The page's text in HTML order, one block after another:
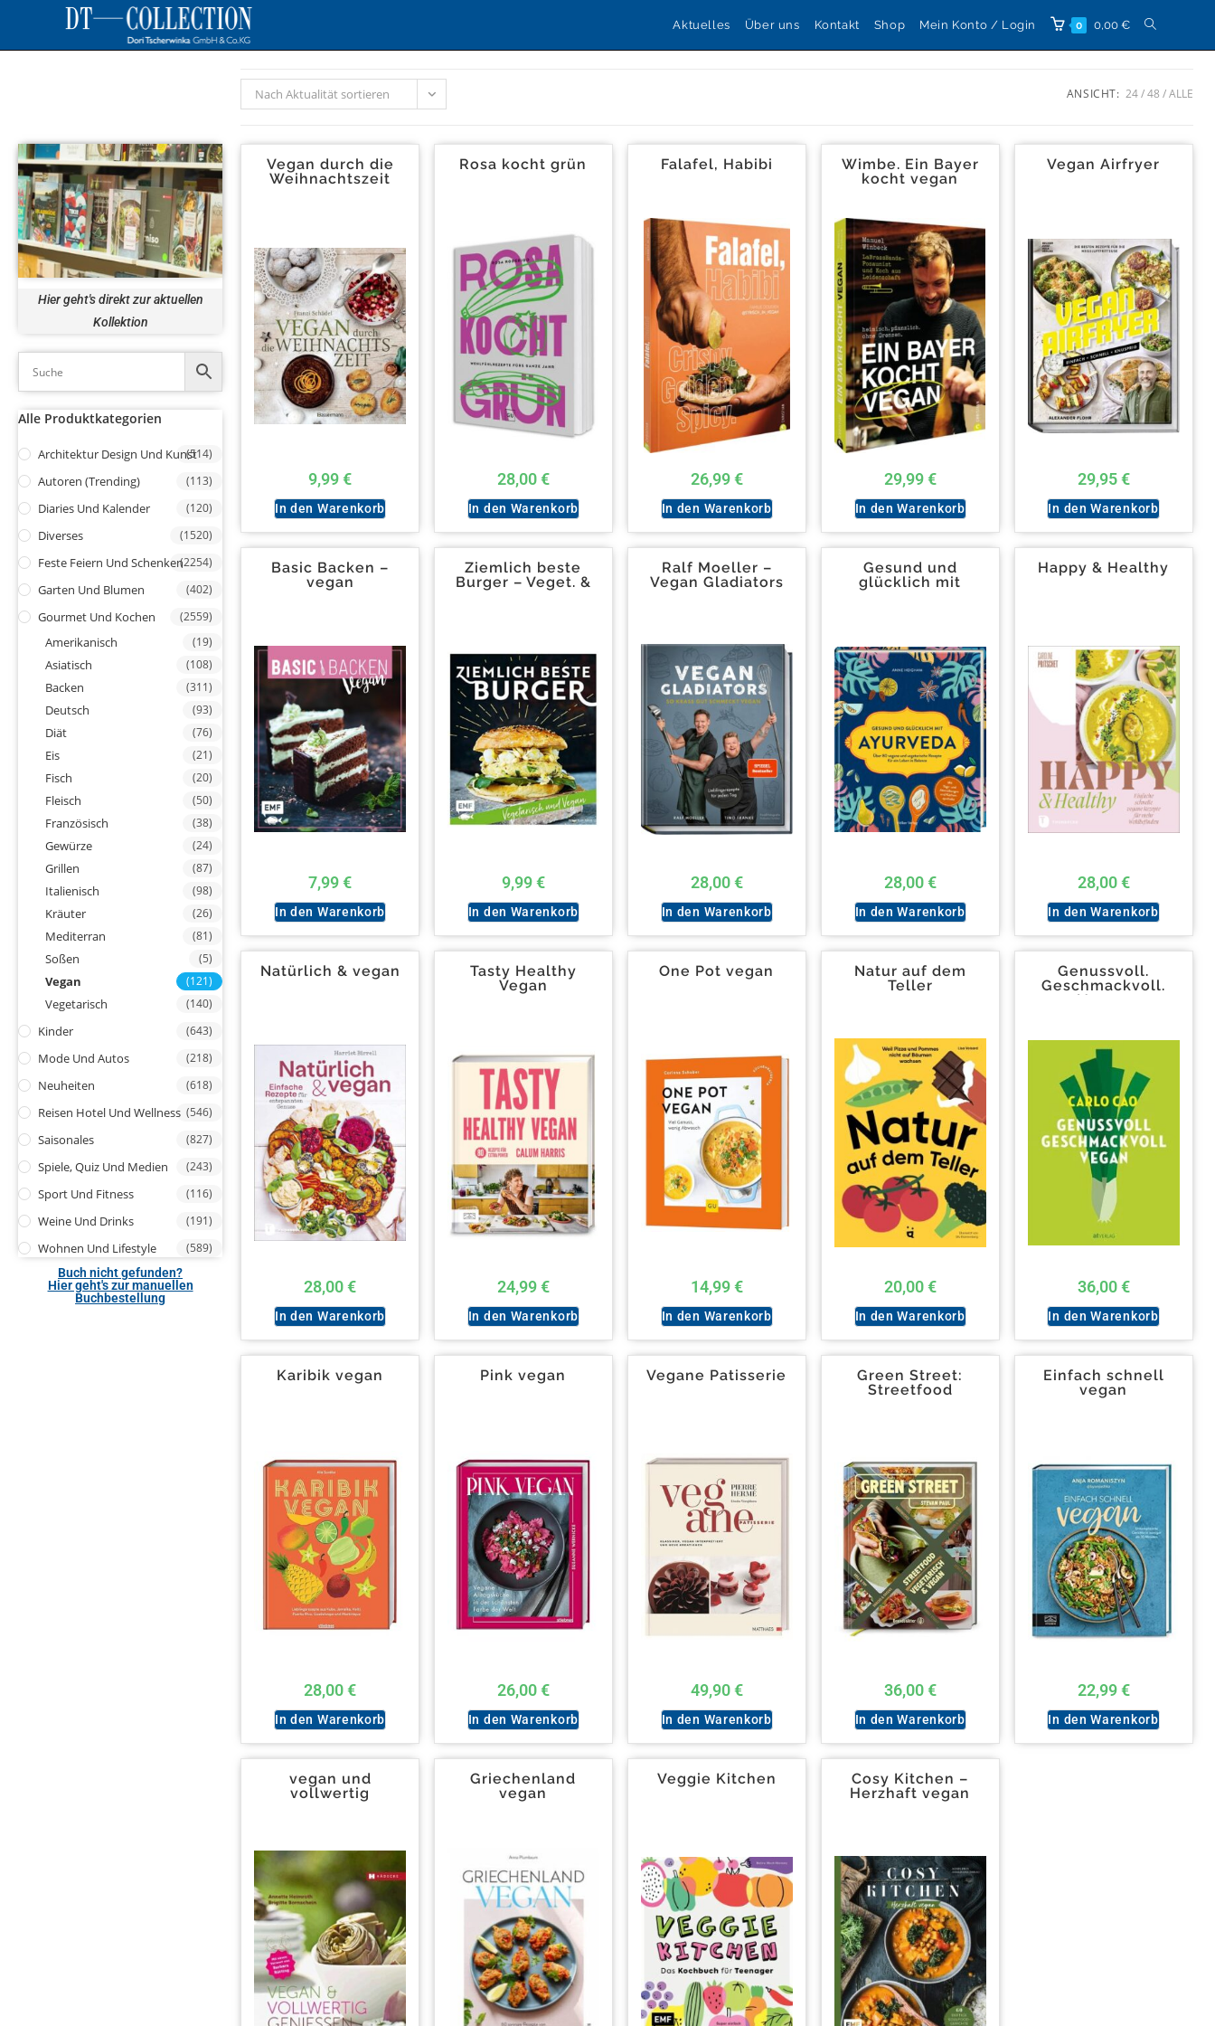
Aktuelles Über uns Kontakt Shop Mein Konto / Login 0 0,00 €
Hier geht's direkt zur aktuellen
Kollektion
Alle Produktkategorien
Architektur Design Und Kunst(514)
Autoren (Trending) (113)
Diaries Und Kalender (120)
Diverses (1520)
Feste Feiern Und Schenken(2254)
Garten Und Blumen (402)
Gourmet Und Kochen (2559)
Amerikanisch (19)
Asiatisch (108)
Backen (311)
Deutsch (93)
Diät (76)
Eis (21)
Fisch (20)
Fleisch (50)
Französisch (38)
Gewürze (24)
Grillen (87)
Italienisch (98)
Kräuter (26)
Mediterran (81)
Soßen (5)
Vegan (121)
Vegetarisch (140)
Kinder (643)
Mode Und Autos (218)
Neuheiten (618)
Reisen Hotel Und Wellness (546)
Saisonales (827)
Spiele, Quiz Und Medien (243)
Sport Und Fitness (116)
Weine Und Drinks (191)
Wohnen Und Lifestyle (589)
Buch nicht gefunden?
Hier geht's zur manuellen
Buchbestellung
Nach Aktualität sortieren ANSICHT: 24 48 ALLE
Vegan durch die
Weihnachtszeit
9,99€
In den Warenkorb
Rosa kocht grün
28,00€
In den Warenkorb
Falafel, Habibi
26,99€
In den Warenkorb
Wimbe. Ein Bayer
kocht vegan
29,99€
In den Warenkorb
Vegan Airfryer
29,95€
In den Warenkorb
Basic Backen –
vegan
7,99€
In den Warenkorb
Ziemlich beste
Burger – Veget. &
9,99€
In den Warenkorb
Ralf Moeller –
Vegan Gladiators
28,00€
In den Warenkorb
Gesund und
glücklich mit
28,00€
In den Warenkorb
Happy & Healthy
28,00€
In den Warenkorb
Natürlich & vegan
28,00€
In den Warenkorb
Tasty Healthy
Vegan
24,99€
In den Warenkorb
One Pot vegan
14,99€
In den Warenkorb
Natur auf dem
Teller
20,00€
In den Warenkorb
Genussvoll.
Geschmackvoll.
Vegan.
36,00€
In den Warenkorb
Karibik vegan
28,00€
In den Warenkorb
Pink vegan
26,00€
In den Warenkorb
Vegane Patisserie
49,90€
In den Warenkorb
Green Street:
Streetfood
36,00€
In den Warenkorb
Einfach schnell
vegan
22,99€
In den Warenkorb
vegan und
vollwertig
genießen
Griechenland
vegan
Veggie Kitchen
Cosy Kitchen –
Herzhaft vegan